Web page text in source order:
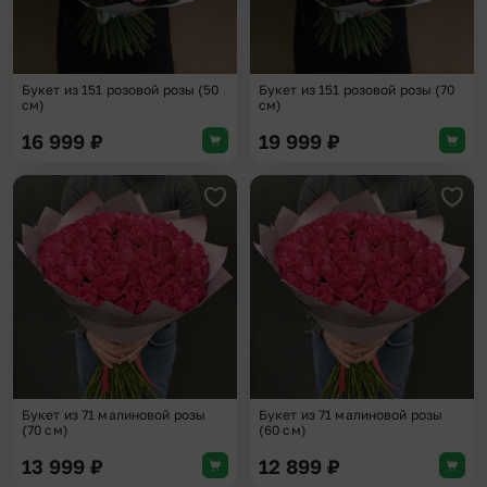
Букет из 151 розовой розы (50
см)
16 999 ₽
Букет из 151 розовой розы (70
см)
19 999 ₽
Добавить в избранное
Букет из 71 малиновой розы
(70 см)
13 999 ₽
Букет из 71 малиновой розы
(60 см)
12 899 ₽